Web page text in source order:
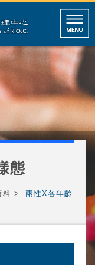
態
料
兩性X各年齡